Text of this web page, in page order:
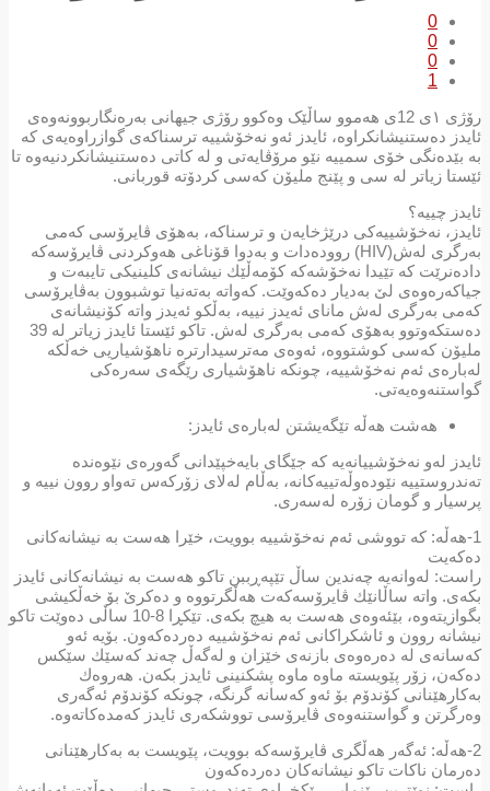
0
0
0
1
رۆژی ١ی 12ی هەموو ساڵێک وەکوو رۆژی جیهانی بەرەنگاربوونەوەی
ئایدز دەستنیشانکراوە، ئایدز ئەو نەخۆشییە ترسناکەی گوازراوەیەی کە
بە بێدەنگی خۆی سمییە نێو مرۆڤایەتی و لە کاتی دەستنیشانکردنیەوە تا
ئێستا زیاتر لە سی و پێنج ملیۆن کەسی کردۆتە قوربانی.
ئایدز چییە؟
ئایدز، نەخۆشییەكی درێژخایەن و ترسناكە، بەهۆی ڤایرۆسی كەمی
بەرگری لەش(HIV) روودەدات و بەدوا قۆناغی هەوكردنی ڤایرۆسەكە
دادەنرێت كە تێیدا نەخۆشەكە كۆمەڵێك نیشانەی كلینیكی تایبەت و
جیاكەرەوەی لێ بەدیار دەكەوێت. كەواتە بەتەنیا توشبوون بەڤایرۆسی
كەمی بەرگری لەش مانای ئەیدز نییە، بەڵكو ئەیدز واتە كۆنیشانەی
دەستكەوتوو بەهۆی كەمی بەرگری لەش. تاكو ئێستا ئایدز زیاتر لە 39
ملیۆن كەسی كوشتووە، ئەوەی مەترسیدارترە ناهۆشیاریی خەڵكە
لەبارەی ئەم نەخۆشییە، چونكە ناهۆشیاری رێگەی سەرەكی
گواستنەوەیەتی.
هه‌شت هه‌ڵه‌ تێگه‌یشتن له‌باره‌ی ئایدز:
ئایدز لەو نەخۆشییانەیە كە جێگای بایەخپێدانی گەورەی نێوەندە
تەندروستییە نێودەوڵەتییەكانە، بەڵام لەلای زۆركەس تەواو روون نییە و
پرسیار و گومان زۆرە لەسەری.
1-هەڵە: كە تووشی ئەم نەخۆشییە بوویت، خێرا هەست بە نیشانەكانی
دەكەیت
راست: لەوانەیە چەندین ساڵ تێپەڕببن تاكو هەست بە نیشانەكانی ئایدز
بكەی. واتە ساڵانێك ڤایرۆسەكەت هەڵگرتووە و دەكرێ بۆ خەڵكیشی
بگوازیتەوە، بێئەوەی هەست بە هیچ بكەی. تێكڕا 8-10 ساڵی دەوێت تاكو
نیشانە روون و ئاشكراكانی ئەم نەخۆشییە دەردەكەون. بۆیە ئەو
كەسانەی لە دەرەوەی بازنەی خێزان و لەگەڵ چەند كەسێك سێكس
دەكەن، زۆر پێویستە ماوە ماوە پشكنینی ئایدز بكەن. هەروەك
بەكارهێنانی كۆندۆم بۆ ئەو كەسانە گرنگە، چونكە كۆندۆم ئەگەری
وەرگرتن و گواستنەوەی ڤایرۆسی تووشكەری ئایدز كەمدەكاتەوە.
2-هەڵە: ئەگەر هەڵگری ڤایرۆسەكە بوویت، پێویست بە بەكارهێنانی
دەرمان ناكات تاكو نیشانەكان دەردەكەون